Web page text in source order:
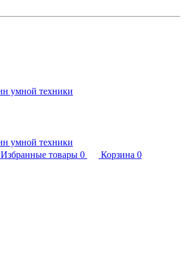
Избранные товары 0 Корзина 0